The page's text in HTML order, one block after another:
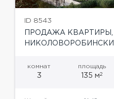
ID 8543
ПРОДАЖА КВАРТИРЫ,
комнат
3
площадь
135 м2